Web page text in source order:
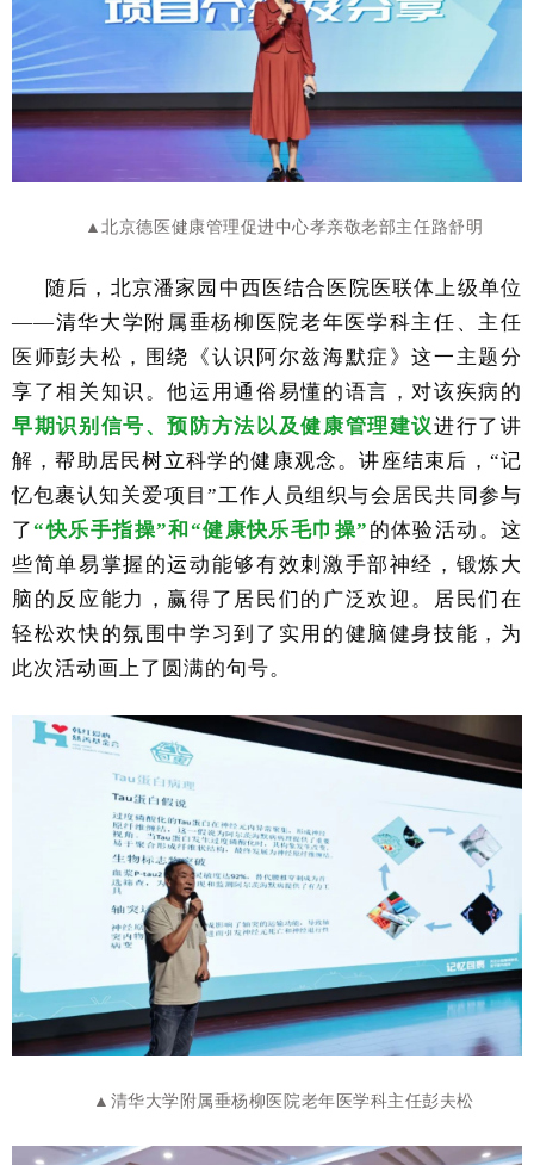
▲北京德医健康管理促进中心孝亲敬老部主任路舒明
随后，北京潘家园中西医结合医院医联体上级单位
——清华大学附属垂杨柳医院老年医学科主任、主任
医师彭夫松，围绕《认识阿尔兹海默症》这一主题分
享了相关知识。他运用通俗易懂的语言，对该疾病的
早期识别信号、预防方法以及健康管理建议进行了讲
解，帮助居民树立科学的健康观念。讲座结束后， “记
忆包裹认知关爱项目”工作人员组织与会居民共同参与
了“快乐手指操”和“健康快乐毛巾操” 的体验活动。这
些简单易掌握的运动能够有效刺激手部神经，锻炼大
脑的反应能力，赢得了居民们的广泛欢迎。居民们在
轻松欢快的氛围中学习到了实用的健脑健身技能，为
此次活动画上了圆满的句号。
▲清华大学附属垂杨柳医院老年医学科主任彭夫松